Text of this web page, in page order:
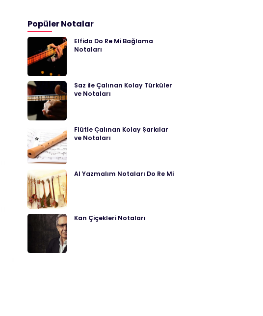
Popüler Notalar
Elfida Do Re Mi Bağlama
Notaları
Saz ile Çalınan Kolay Türküler
ve Notaları
Flütle Çalınan Kolay Şarkılar
ve Notaları
Al Yazmalım Notaları Do Re Mi
Kan Çiçekleri Notaları